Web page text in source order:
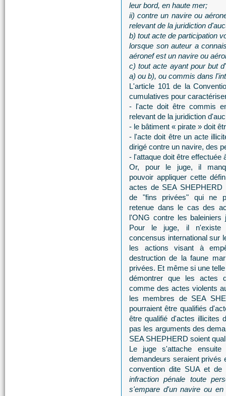
leur bord, en haute mer;
ii) contre un navire ou
relevant de la juridiction
b) tout acte de participation
lorsque son auteur a
aéronef est un navire ou
c) tout acte ayant pour but
a) ou b), ou commis dans
L'article 101 de la
cumulatives pour
- l'acte doit être commis
relevant de la juridiction
- le bâtiment « pirate » doit
- l'acte doit être un acte
dirigé contre un navire, des
- l'attaque doit être effectuée
Or, pour le juge, il
pouvoir appliquer cette
actes de SEA SHEPHERD
de "fins privées" qui ne
retenue dans le cas des
l'ONG contre les baleiniers
Pour le juge, il n'existe
concensus international sur
les actions visant à
destruction de la faune
privées. Et même si une
démontrer que les actes
comme des actes violents
les membres de SEA
pourraient être qualifiés
être qualifié d'actes illicites
pas les arguments des
SEA SHEPHERD soient
Le juge s'attache
demandeurs seraient privés
convention dite SUA et
infraction pénale toute
s'empare d'un navire ou